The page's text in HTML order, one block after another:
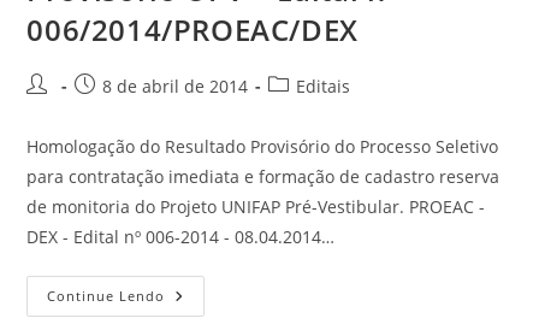
006/2014/PROEAC/DEX
8 de abril de 2014 Editais
Homologação do Resultado Provisório do Processo Seletivo
para contratação imediata e formação de cadastro reserva
de monitoria do Projeto UNIFAP Pré-Vestibular. PROEAC -
DEX - Edital nº 006-2014 - 08.04.2014…
Continue Lendo